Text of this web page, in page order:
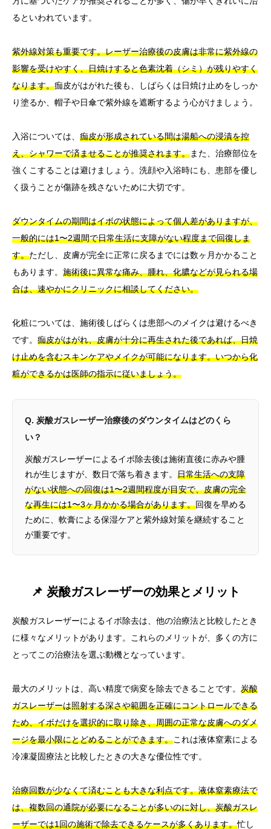
るといわれています。
紫外線対策も重要です。レーザー治療後の皮膚は非常に紫外線の
影響を受けやすく、日焼けすると色素沈着（シミ）が残りやすく
なります。痂皮がはがれた後も、しばらくは日焼け止めをしっか
り塗るか、帽子や日傘で紫外線を遮断するよう心がけましょう。
入浴については、 痂皮が形成されている間は湯船への浸漬を控
え、シャワーで済ませることが推奨されます。また、治療部位を
強くこすることは避けましょう。洗顔や入浴時にも、患部を優し
く扱うことが傷跡を残さないために大切です。
ダウンタイムの期間はイボの状態によって個人差がありますが、
一般的には1〜2週間で日常生活に支障がない程度まで回復しま
す。ただし、皮膚が完全に正常に戻るまでには数ヶ月かかること
もあります。 施術後に異常な痛み、腫れ、化膿などが見られる場
合は、速やかにクリニックに相談してください。
化粧については、施術後しばらくは患部へのメイクは避けるべき
です。 痂皮がはがれ、皮膚が十分に再生された後であれば、日焼
け止めを含むスキンケアやメイクが可能になります。いつから化
粧ができるかは医師の指示に従いましょう。
Q. 炭酸ガスレーザー治療後のダウンタイムはどのくら
い？
炭酸ガスレーザーによるイボ除去後は施術直後に赤みや腫
れが生じますが、数日で落ち着きます。 日常生活への支障
がない状態への回復は1〜2週間程度が目安で、皮膚の完全
な再生には1〜3ヶ月かかる場合があります。回復を早める
ために、軟膏による保湿ケアと紫外線対策を継続すること
が重要です。
📌 炭酸ガスレーザーの効果とメリット
炭酸ガスレーザーによるイボ除去は、他の治療法と比較したとき
に様々なメリットがあります。これらのメリットが、多くの方に
とってこの治療法を選ぶ動機となっています。
最大のメリットは、高い精度で病変を除去できることです。 炭酸
ガスレーザーは照射する深さや範囲を正確にコントロールできる
ため、イボだけを選択的に取り除き、周囲の正常な皮膚へのダメ
ージを最小限にとどめることができます。これは液体窒素による
冷凍凝固療法と比較したときの大きな優位性です。
治療回数が少なくて済むことも大きな利点です。液体窒素療法で
は、複数回の通院が必要になることが多いのに対し、炭酸ガスレ
ーザーでは1回の施術で除去できるケースが多くあります。忙し